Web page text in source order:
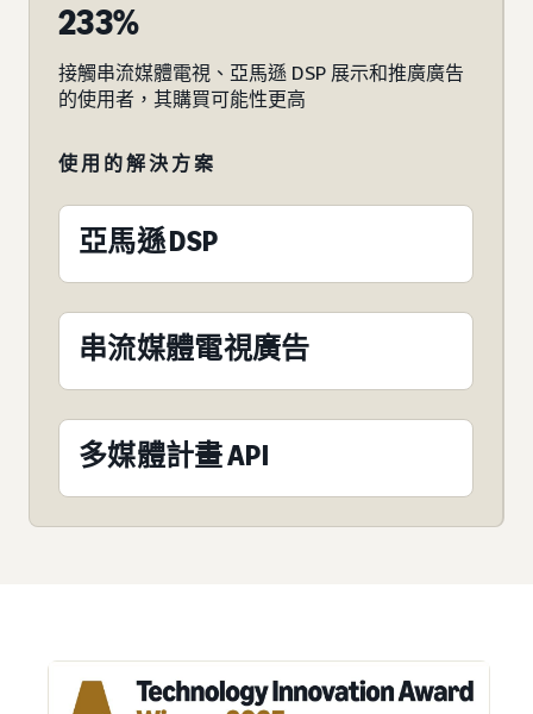
233%
接觸串流媒體電視、亞馬遜 DSP 展示和推廣廣告
的使用者，其購買可能性更高
使用的解決方案
亞馬遜 DSP
串流媒體電視廣告
多媒體計畫 API